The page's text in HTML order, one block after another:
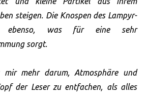
steigen. Die Knospen des Lampyr-
ebenso, was für eine sehr
sorgt.
mir mehr darum, Atmosphäre und
der Leser zu entfachen, als alles